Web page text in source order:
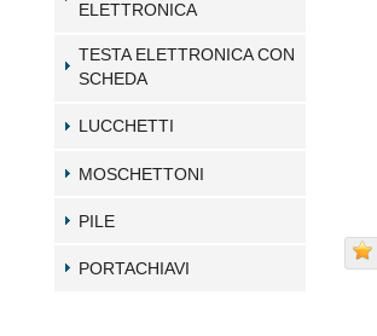
ELETTRONICA
TESTA ELETTRONICA CON
SCHEDA
LUCCHETTI
MOSCHETTONI
PILE
PORTACHIAVI